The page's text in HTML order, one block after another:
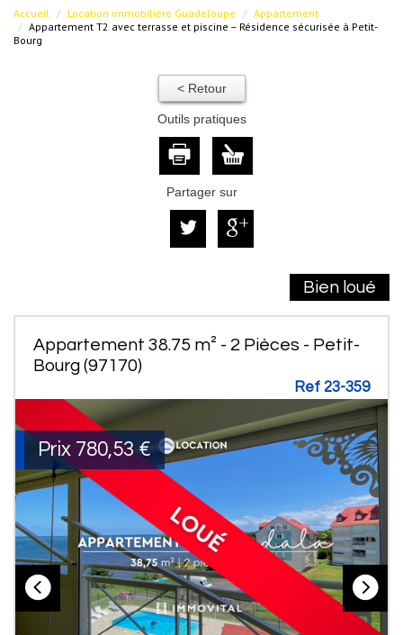
Accueil Location immobilière Guadeloupe
Appartement
Appartement T2 avec terrasse et piscine – Résidence sécurisée à Petit-
Bourg
< Retour
Outils pratiques
Partager sur
Bien loué
Appartement 38.75 m² - 2 Pièces - Petit-
Bourg (97170)
Ref 23-359
Prix 780,53 €